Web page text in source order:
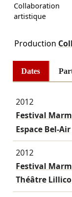
Collaboration
artistique
Production
Dates
2012
Festival
Espace Bel-Air
2012
Festival
Théâtre Lillico